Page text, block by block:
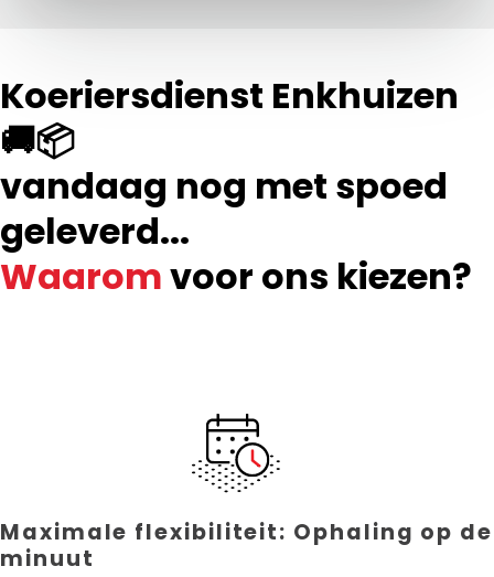
Koeriersdienst Enkhuizen
🚚📦
vandaag nog met spoed
geleverd...
Waaromvoor ons kiezen?
Maximale flexibiliteit: Ophaling op de
minuut